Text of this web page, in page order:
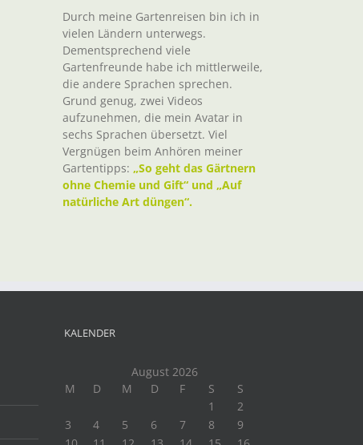
Durch meine Gartenreisen bin ich in
vielen Ländern unterwegs.
Dementsprechend viele
Gartenfreunde habe ich mittlerweile,
die andere Sprachen sprechen.
Grund genug, zwei Videos
aufzunehmen, die mein Avatar in
sechs Sprachen übersetzt. Viel
Vergnügen beim Anhören meiner
Gartentipps: „So geht das Gärtnern
ohne Chemie und Gift“ und „Auf
natürliche Art düngen“.
KALENDER
August 2026
M
D M D F S
S
1
2
3
4 5 6 7 8
9